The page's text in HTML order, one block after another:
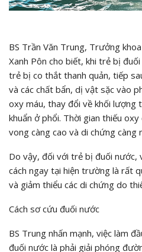
BS Trần Văn Trung, Trưởng
Xanh Pôn cho biết, khi trẻ bị
trẻ bị co thắt thanh quản, tiếp
và các chất bẩn, dị vật sặc vào
oxy máu, thay đổi về khối lượng
khuẩn ở phổi. Thời gian thiếu
vong càng cao và di chứng càng
Do vậy, đối với trẻ bị đuối nước,
cách ngay tại hiện trường là rất
và giảm thiểu các di chứng do
Cách sơ cứu đuối nước
BS Trung nhấn mạnh, việc làm
đuối nước là phải giải phóng